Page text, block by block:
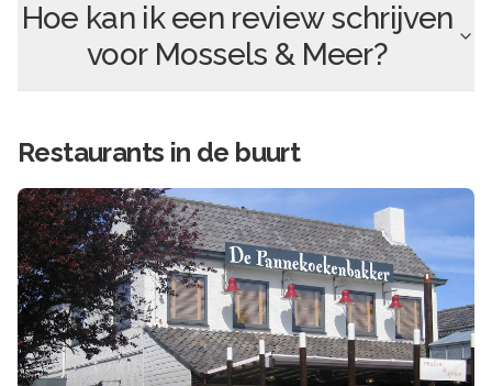
Hoe kan ik een review schrijven
voor Mossels & Meer?
Restaurants in de buurt